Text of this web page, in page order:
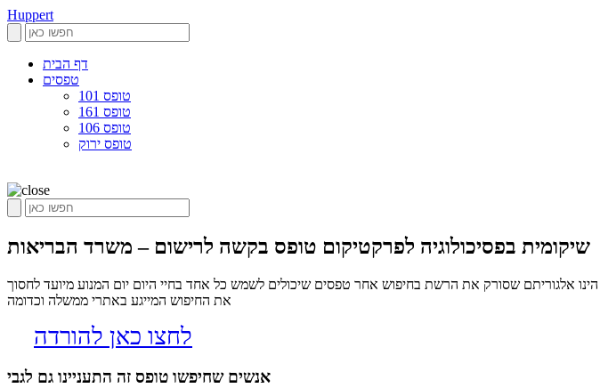
Huppert
דף הבית
טפסים
טופס 101
טופס 161
טופס 106
טופס ירוק
שיקומית בפסיכולוגיה לפרקטיקום טופס בקשה לרישום – משרד הבריאות
אלגוריתם שסורק את הרשת בחיפוש אחר טפסים שיכולים לשמש כל אחד בחיי היום יום המנוע מיועד לחסוך
את החיפוש המייגע באתרי ממשלה וכדומה
לחצו כאן להורדה
אנשים שחיפשו טופס זה התעניינו גם לגבי